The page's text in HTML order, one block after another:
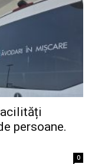
persoane.
0